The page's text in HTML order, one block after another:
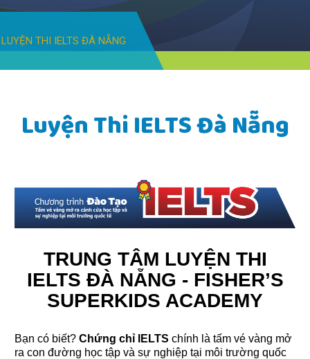
LUYỆN THI IELTS ĐÀ NẴNG
Luyện Thi IELTS Đà Nẵng
TRUNG TÂM LUYỆN THI
IELTS ĐÀ NẴNG - FISHER’S
SUPERKIDS ACADEMY
Bạn có biết?Chứng chỉ IELTSchính là tấm vé vàng mở
ra con đường học tập và sự nghiệp tại môi trường quốc